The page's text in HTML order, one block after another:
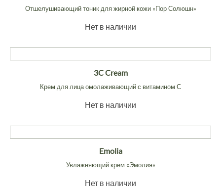
Отшелушивающий тоник для жирной кожи «Пор Солюшн»
Нет в наличии
3C Cream
Крем для лица омолаживающий с витамином С
Нет в наличии
Emolia
Увлажняющий крем «Эмолия»
Нет в наличии